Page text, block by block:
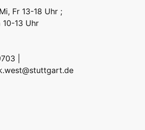
Fr 13-18 Uhr ;
10-13 Uhr
|